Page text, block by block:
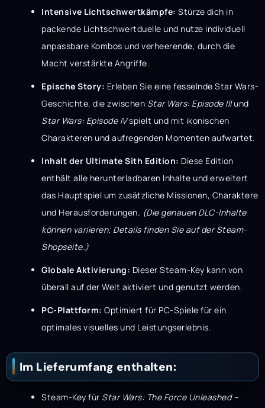
Intensive Lichtschwertkämpfe: Stürze dich in
packende Lichtschwertduelle und nutze individuell
anpassbare Kombos und verheerende, durch die
Macht verstärkte Angriffe.
Epische Story: Erleben Sie eine fesselnde Star Wars-
Geschichte, die zwischen Star Wars: Episode IIIund
Star Wars: Episode IVspielt und mit ikonischen
Charakteren und aufregenden Momenten aufwartet.
Inhalt der Ultimate Sith Edition: Diese Edition
enthält alle herunterladbaren Inhalte und erweitert
das Hauptspiel um zusätzliche Missionen, Charaktere
und Herausforderungen. (Die genauen DLC-Inhalte
können variieren; Details finden Sie auf der Steam-
Shopseite.)
Globale Aktivierung: Dieser Steam-Key kann von
überall auf der Welt aktiviert und genutzt werden.
PC-Plattform: Optimiert für PC-Spiele für ein
optimales visuelles und Leistungserlebnis.
Im Lieferumfang enthalten:
Steam-Key für Star Wars: The Force Unleashed –